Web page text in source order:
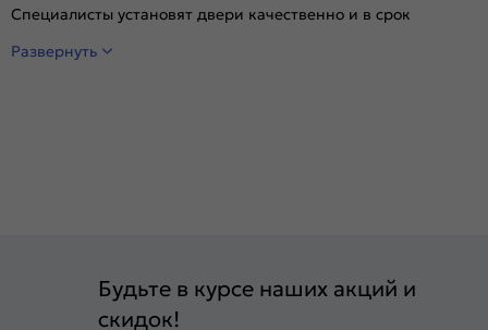
Специалисты установят двери качественно и в срок
Развернуть
Будьте в курсе наших акций и
скидок!